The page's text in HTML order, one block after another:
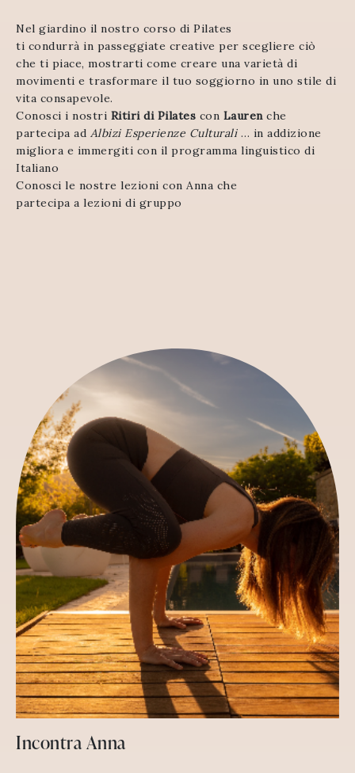
Nel giardino il nostro corso di Pilates
ti condurrà in passeggiate creative per scegliere ciò
che ti piace, mostrarti come creare una varietà di
movimenti e trasformare il tuo soggiorno in uno stile di
vita consapevole.
Conosci i nostri Ritiri di Pilates con Laurenche
partecipa ad Albizi Esperienze Culturali… in addizione
migliora e immergiti con il programma linguistico di
Italiano
Conosci le nostre lezioni con Anna che
partecipa a lezioni di gruppo
Incontra Anna